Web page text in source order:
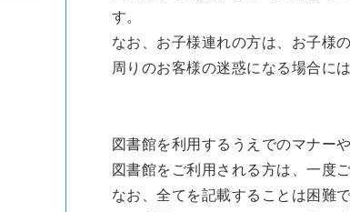
す。
なお、お子様連れの方は、お子様
周りのお客様の迷惑になる場合に
図書館を利用するうえでのマナー
図書館をご利用される方は、一度
なお、全てを記載することは困難